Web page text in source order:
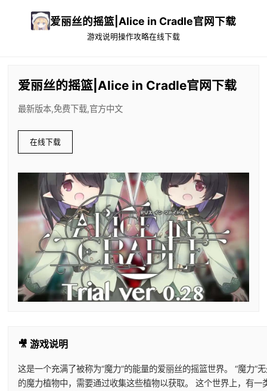
爱丽丝的摇篮|Alice in Cradle官网下载
游戏说明操作攻略在线下载
爱丽丝的摇篮|Alice in Cradle官网下载
最新版本,免费下载,官方中文
在线下载
🎥 游戏说明
这是一个充满了被称为“魔力”的能量的爱丽丝的摇篮世界。 “魔力
的魔力植物中，需要通过收集这些植物以获取。 这个世界上，有